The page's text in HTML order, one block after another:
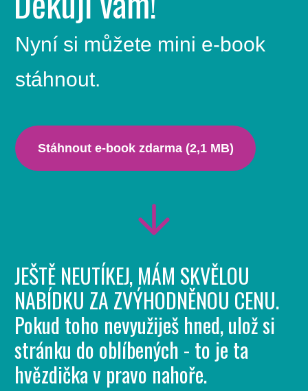
Nyní si můžete mini e-book
stáhnout.
Stáhnout e-book zdarma (2,1 MB)
JEŠTĚ NEUTÍKEJ, MÁM SKVĚLOU
NABÍDKU ZA ZVÝHODNĚNOU CENU.
Pokud toho nevyužiješ hned, ulož si
stránku do oblíbených - to je ta
hvězdička v pravo nahoře.